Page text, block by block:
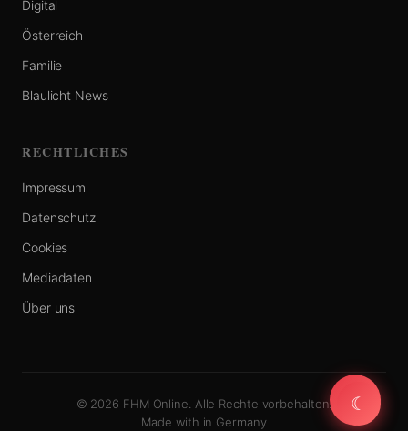
Digital
Österreich
Familie
Blaulicht News
RECHTLICHES
Impressum
Datenschutz
Cookies
Mediadaten
Über uns
© 2026 FHM Online. Alle Rechte vorbehalten.
Made with in Germany
☾
☾